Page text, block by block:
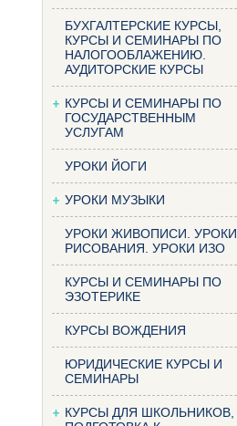
БУХГАЛТЕРСКИЕ КУРСЫ,
КУРСЫ И СЕМИНАРЫ ПО
НАЛОГООБЛАЖЕНИЮ.
АУДИТОРСКИЕ КУРСЫ
КУРСЫ И СЕМИНАРЫ ПО
ГОСУДАРСТВЕННЫМ
УСЛУГАМ
УРОКИ ЙОГИ
УРОКИ МУЗЫКИ
УРОКИ ЖИВОПИСИ. УРОКИ
РИСОВАНИЯ. УРОКИ ИЗО
КУРСЫ И СЕМИНАРЫ ПО
ЭЗОТЕРИКЕ
КУРСЫ ВОЖДЕНИЯ
ЮРИДИЧЕСКИЕ КУРСЫ И
СЕМИНАРЫ
КУРСЫ ДЛЯ ШКОЛЬНИКОВ,